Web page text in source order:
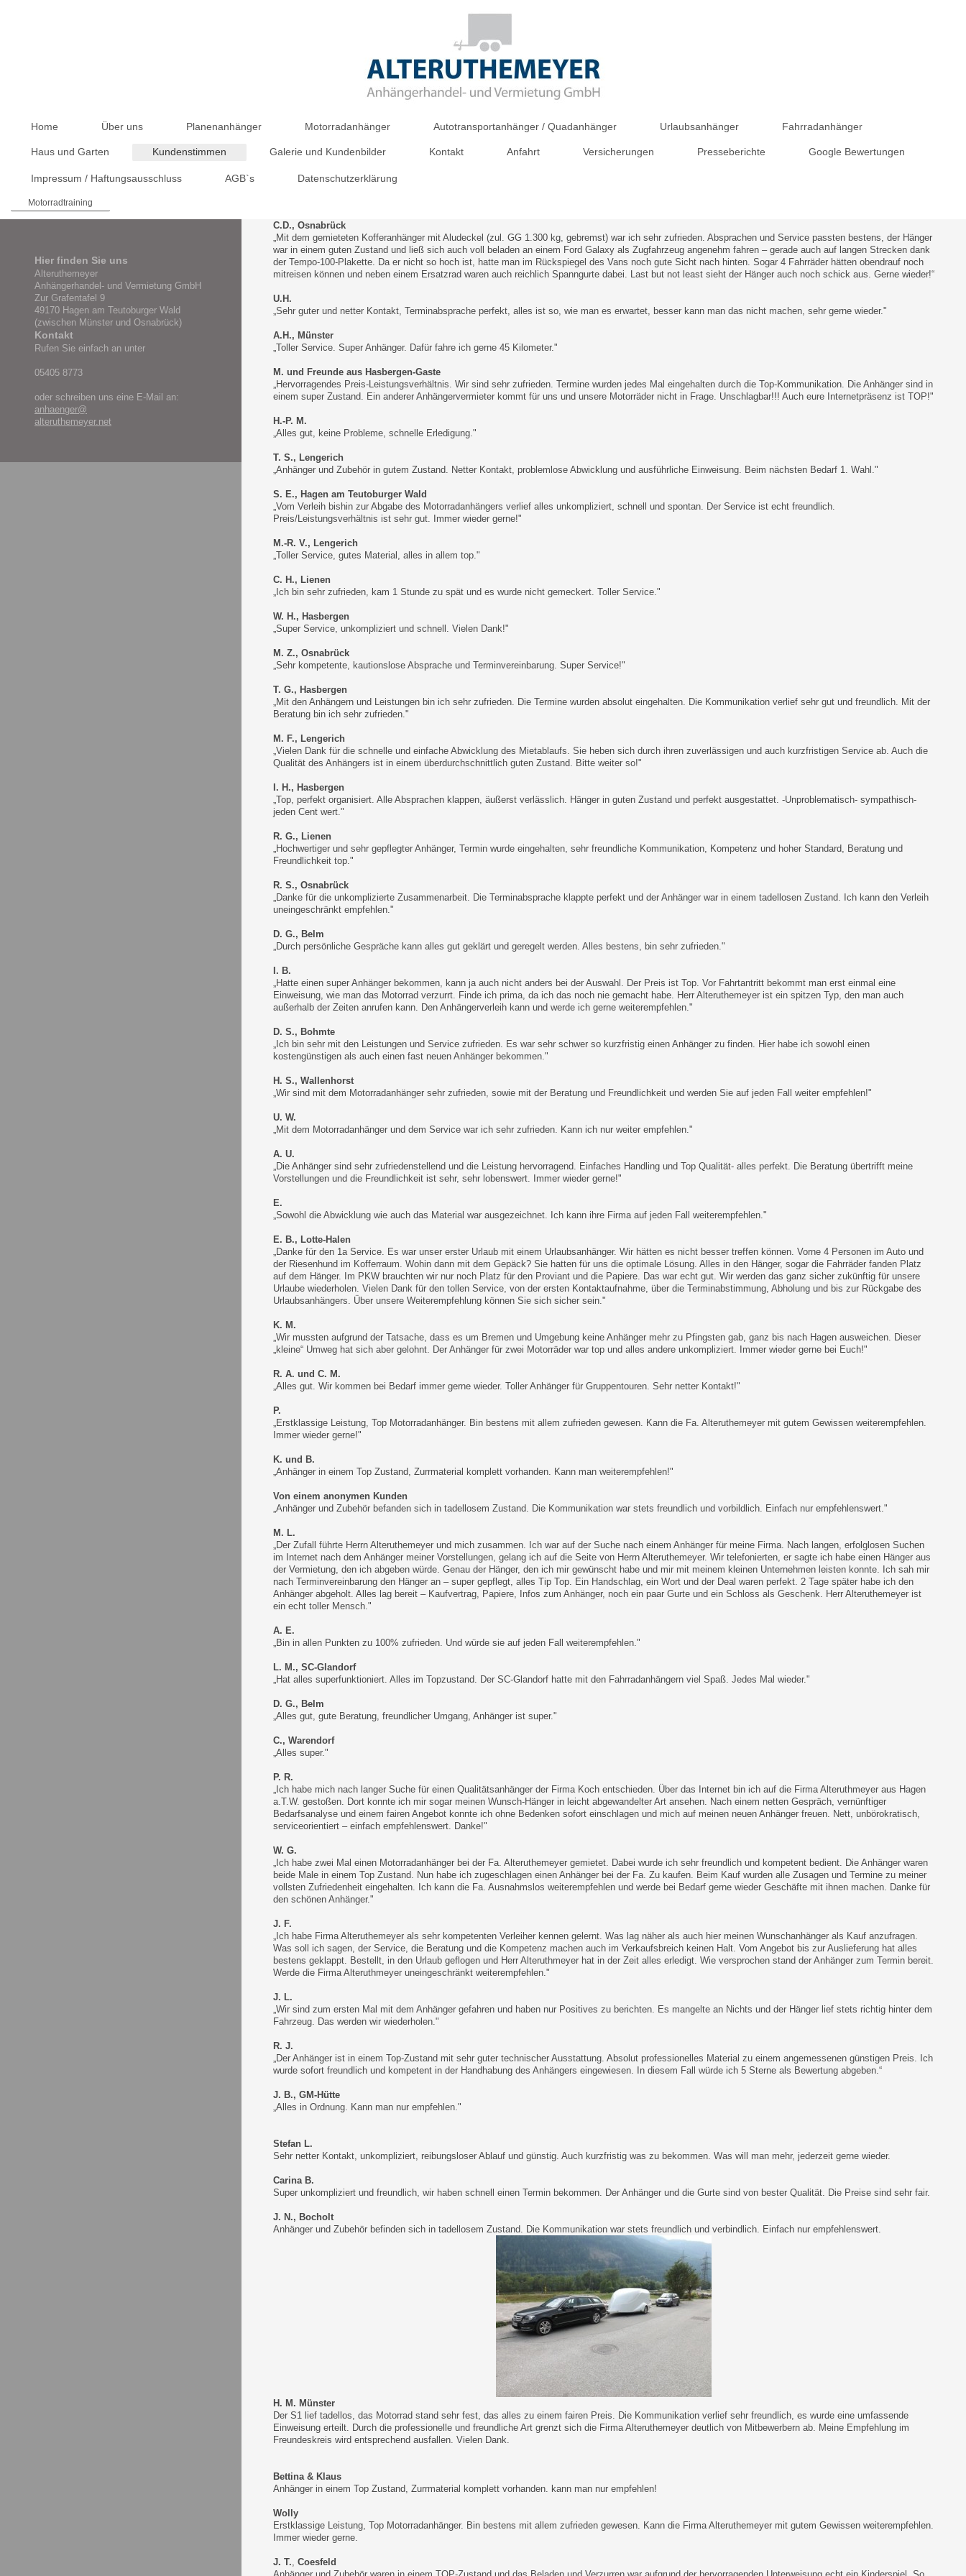
Home Über uns Planenanhänger Motorradanhänger Autotransportanhänger / Quadanhänger Urlaubsanhänger Fahrradanhänger
Haus und Garten Kundenstimmen Galerie und Kundenbilder Kontakt Anfahrt Versicherungen Presseberichte Google Bewertungen
Impressum / Haftungsausschluss AGB`s Datenschutzerklärung
Motorradtraining
C.D., Osnabrück
„Mit dem gemieteten Kofferanhänger mit Aludeckel (zul. GG 1.300 kg, gebremst) war ich sehr zufrieden. Absprachen und Service passten bestens, der Hänger
war in einem guten Zustand und ließ sich auch voll beladen an einem Ford Galaxy als Zugfahrzeug angenehm fahren – gerade auch auf langen Strecken dank
der Tempo-100-Plakette. Da er nicht so hoch ist, hatte man im Rückspiegel des Vans noch gute Sicht nach hinten. Sogar 4 Fahrräder hätten obendrauf noch
mitreisen können und neben einem Ersatzrad waren auch reichlich Spanngurte dabei. Last but not least sieht der Hänger auch noch schick aus. Gerne wieder!“
U.H.
„Sehr guter und netter Kontakt, Terminabsprache perfekt, alles ist so, wie man es erwartet, besser kann man das nicht machen, sehr gerne wieder."
A.H., Münster
„Toller Service. Super Anhänger. Dafür fahre ich gerne 45 Kilometer."
M. und Freunde aus Hasbergen-Gaste
„Hervorragendes Preis-Leistungsverhältnis. Wir sind sehr zufrieden. Termine wurden jedes Mal eingehalten durch die Top-Kommunikation. Die Anhänger sind in
einem super Zustand. Ein anderer Anhängervermieter kommt für uns und unsere Motorräder nicht in Frage. Unschlagbar!!! Auch eure Internetpräsenz ist TOP!"
H.-P. M.
„Alles gut, keine Probleme, schnelle Erledigung."
T. S., Lengerich
„Anhänger und Zubehör in gutem Zustand. Netter Kontakt, problemlose Abwicklung und ausführliche Einweisung. Beim nächsten Bedarf 1. Wahl."
S. E., Hagen am Teutoburger Wald
„Vom Verleih bishin zur Abgabe des Motorradanhängers verlief alles unkompliziert, schnell und spontan. Der Service ist echt freundlich.
Preis/Leistungsverhältnis ist sehr gut. Immer wieder gerne!"
M.-R. V., Lengerich
„Toller Service, gutes Material, alles in allem top."
C. H., Lienen
„Ich bin sehr zufrieden, kam 1 Stunde zu spät und es wurde nicht gemeckert. Toller Service."
W. H., Hasbergen
„Super Service, unkompliziert und schnell. Vielen Dank!"
M. Z., Osnabrück
„Sehr kompetente, kautionslose Absprache und Terminvereinbarung. Super Service!"
T. G., Hasbergen
„Mit den Anhängern und Leistungen bin ich sehr zufrieden. Die Termine wurden absolut eingehalten. Die Kommunikation verlief sehr gut und freundlich. Mit der
Beratung bin ich sehr zufrieden."
M. F., Lengerich
„Vielen Dank für die schnelle und einfache Abwicklung des Mietablaufs. Sie heben sich durch ihren zuverlässigen und auch kurzfristigen Service ab. Auch die
Qualität des Anhängers ist in einem überdurchschnittlich guten Zustand. Bitte weiter so!"
I. H., Hasbergen
„Top, perfekt organisiert. Alle Absprachen klappen, äußerst verlässlich. Hänger in guten Zustand und perfekt ausgestattet. -Unproblematisch- sympathisch-
jeden Cent wert."
R. G., Lienen
„Hochwertiger und sehr gepflegter Anhänger, Termin wurde eingehalten, sehr freundliche Kommunikation, Kompetenz und hoher Standard, Beratung und
Freundlichkeit top."
R. S., Osnabrück
„Danke für die unkomplizierte Zusammenarbeit. Die Terminabsprache klappte perfekt und der Anhänger war in einem tadellosen Zustand. Ich kann den Verleih
uneingeschränkt empfehlen."
D. G., Belm
„Durch persönliche Gespräche kann alles gut geklärt und geregelt werden. Alles bestens, bin sehr zufrieden."
I. B.
„Hatte einen super Anhänger bekommen, kann ja auch nicht anders bei der Auswahl. Der Preis ist Top. Vor Fahrtantritt bekommt man erst einmal eine
Einweisung, wie man das Motorrad verzurrt. Finde ich prima, da ich das noch nie gemacht habe. Herr Alteruthemeyer ist ein spitzen Typ, den man auch
außerhalb der Zeiten anrufen kann. Den Anhängerverleih kann und werde ich gerne weiterempfehlen."
D. S., Bohmte
„Ich bin sehr mit den Leistungen und Service zufrieden. Es war sehr schwer so kurzfristig einen Anhänger zu finden. Hier habe ich sowohl einen
kostengünstigen als auch einen fast neuen Anhänger bekommen."
H. S., Wallenhorst
„Wir sind mit dem Motorradanhänger sehr zufrieden, sowie mit der Beratung und Freundlichkeit und werden Sie auf jeden Fall weiter empfehlen!"
U. W.
„Mit dem Motorradanhänger und dem Service war ich sehr zufrieden. Kann ich nur weiter empfehlen."
A. U.
„Die Anhänger sind sehr zufriedenstellend und die Leistung hervorragend. Einfaches Handling und Top Qualität- alles perfekt. Die Beratung übertrifft meine
Vorstellungen und die Freundlichkeit ist sehr, sehr lobenswert. Immer wieder gerne!"
E.
„Sowohl die Abwicklung wie auch das Material war ausgezeichnet. Ich kann ihre Firma auf jeden Fall weiterempfehlen."
E. B., Lotte-Halen
„Danke für den 1a Service. Es war unser erster Urlaub mit einem Urlaubsanhänger. Wir hätten es nicht besser treffen können. Vorne 4 Personen im Auto und
der Riesenhund im Kofferraum. Wohin dann mit dem Gepäck? Sie hatten für uns die optimale Lösung. Alles in den Hänger, sogar die Fahrräder fanden Platz
auf dem Hänger. Im PKW brauchten wir nur noch Platz für den Proviant und die Papiere. Das war echt gut. Wir werden das ganz sicher zukünftig für unsere
Urlaube wiederholen. Vielen Dank für den tollen Service, von der ersten Kontaktaufnahme, über die Terminabstimmung, Abholung und bis zur Rückgabe des
Urlaubsanhängers. Über unsere Weiterempfehlung können Sie sich sicher sein."
K. M.
„Wir mussten aufgrund der Tatsache, dass es um Bremen und Umgebung keine Anhänger mehr zu Pfingsten gab, ganz bis nach Hagen ausweichen. Dieser
„kleine“ Umweg hat sich aber gelohnt. Der Anhänger für zwei Motorräder war top und alles andere unkompliziert. Immer wieder gerne bei Euch!"
R. A. und C. M.
„Alles gut. Wir kommen bei Bedarf immer gerne wieder. Toller Anhänger für Gruppentouren. Sehr netter Kontakt!"
P.
„Erstklassige Leistung, Top Motorradanhänger. Bin bestens mit allem zufrieden gewesen. Kann die Fa. Alteruthemeyer mit gutem Gewissen weiterempfehlen.
Immer wieder gerne!"
K. und B.
„Anhänger in einem Top Zustand, Zurrmaterial komplett vorhanden. Kann man weiterempfehlen!"
Von einem anonymen Kunden
„Anhänger und Zubehör befanden sich in tadellosem Zustand. Die Kommunikation war stets freundlich und vorbildlich. Einfach nur empfehlenswert."
M. L.
„Der Zufall führte Herrn Alteruthemeyer und mich zusammen. Ich war auf der Suche nach einem Anhänger für meine Firma. Nach langen, erfolglosen Suchen
im Internet nach dem Anhänger meiner Vorstellungen, gelang ich auf die Seite von Herrn Alteruthemeyer. Wir telefonierten, er sagte ich habe einen Hänger aus
der Vermietung, den ich abgeben würde. Genau der Hänger, den ich mir gewünscht habe und mir mit meinem kleinen Unternehmen leisten konnte. Ich sah mir
nach Terminvereinbarung den Hänger an – super gepflegt, alles Tip Top. Ein Handschlag, ein Wort und der Deal waren perfekt. 2 Tage später habe ich den
Anhänger abgeholt. Alles lag bereit – Kaufvertrag, Papiere, Infos zum Anhänger, noch ein paar Gurte und ein Schloss als Geschenk. Herr Alteruthemeyer ist
ein echt toller Mensch."
A. E.
„Bin in allen Punkten zu 100% zufrieden. Und würde sie auf jeden Fall weiterempfehlen."
L. M., SC-Glandorf
„Hat alles superfunktioniert. Alles im Topzustand. Der SC-Glandorf hatte mit den Fahrradanhängern viel Spaß. Jedes Mal wieder."
D. G., Belm
„Alles gut, gute Beratung, freundlicher Umgang, Anhänger ist super."
C., Warendorf
„Alles super."
P. R.
„Ich habe mich nach langer Suche für einen Qualitätsanhänger der Firma Koch entschieden. Über das Internet bin ich auf die Firma Alteruthmeyer aus Hagen
a.T.W. gestoßen. Dort konnte ich mir sogar meinen Wunsch-Hänger in leicht abgewandelter Art ansehen. Nach einem netten Gespräch, vernünftiger
Bedarfsanalyse und einem fairen Angebot konnte ich ohne Bedenken sofort einschlagen und mich auf meinen neuen Anhänger freuen. Nett, unbörokratisch,
serviceorientiert – einfach empfehlenswert. Danke!"
W. G.
„Ich habe zwei Mal einen Motorradanhänger bei der Fa. Alteruthemeyer gemietet. Dabei wurde ich sehr freundlich und kompetent bedient. Die Anhänger waren
beide Male in einem Top Zustand. Nun habe ich zugeschlagen einen Anhänger bei der Fa. Zu kaufen. Beim Kauf wurden alle Zusagen und Termine zu meiner
vollsten Zufriedenheit eingehalten. Ich kann die Fa. Ausnahmslos weiterempfehlen und werde bei Bedarf gerne wieder Geschäfte mit ihnen machen. Danke für
den schönen Anhänger."
J. F.
„Ich habe Firma Alteruthemeyer als sehr kompetenten Verleiher kennen gelernt. Was lag näher als auch hier meinen Wunschanhänger als Kauf anzufragen.
Was soll ich sagen, der Service, die Beratung und die Kompetenz machen auch im Verkaufsbreich keinen Halt. Vom Angebot bis zur Auslieferung hat alles
bestens geklappt. Bestellt, in den Urlaub geflogen und Herr Alteruthmeyer hat in der Zeit alles erledigt. Wie versprochen stand der Anhänger zum Termin bereit.
Werde die Firma Alteruthmeyer uneingeschränkt weiterempfehlen."
J. L.
„Wir sind zum ersten Mal mit dem Anhänger gefahren und haben nur Positives zu berichten. Es mangelte an Nichts und der Hänger lief stets richtig hinter dem
Fahrzeug. Das werden wir wiederholen."
R. J.
„Der Anhänger ist in einem Top-Zustand mit sehr guter technischer Ausstattung. Absolut professionelles Material zu einem angemessenen günstigen Preis. Ich
wurde sofort freundlich und kompetent in der Handhabung des Anhängers eingewiesen. In diesem Fall würde ich 5 Sterne als Bewertung abgeben. “
J. B., GM-Hütte
„Alles in Ordnung. Kann man nur empfehlen."
Stefan L.
Sehr netter Kontakt, unkompliziert, reibungsloser Ablauf und günstig. Auch kurzfristig was zu bekommen. Was will man mehr, jederzeit gerne wieder.
Carina B.
Super unkompliziert und freundlich, wir haben schnell einen Termin bekommen. Der Anhänger und die Gurte sind von bester Qualität. Die Preise sind sehr fair.
J. N., Bocholt
Anhänger und Zubehör befinden sich in tadellosem Zustand. Die Kommunikation war stets freundlich und verbindlich. Einfach nur empfehlenswert.
H. M. Münster
Der S1 lief tadellos, das Motorrad stand sehr fest, das alles zu einem fairen Preis. Die Kommunikation verlief sehr freundlich, es wurde eine umfassende
Einweisung erteilt. Durch die professionelle und freundliche Art grenzt sich die Firma Alteruthemeyer deutlich von Mitbewerbern ab. Meine Empfehlung im
Freundeskreis wird entsprechend ausfallen. Vielen Dank.
Bettina & Klaus
Anhänger in einem Top Zustand, Zurrmaterial komplett vorhanden. kann man nur empfehlen!
Wolly
Erstklassige Leistung, Top Motorradanhänger. Bin bestens mit allem zufrieden gewesen. Kann die Firma Alteruthemeyer mit gutem Gewissen weiterempfehlen.
Immer wieder gerne.
J. T. Coesfeld
Hier finden Sie uns
Alteruthemeyer
Anhängerhandel- und Vermietung GmbH
Zur Grafentafel 9
49170 Hagen am Teutoburger Wald
(zwischen Münster und Osnabrück)
Kontakt
Rufen Sie einfach an unter
05405 8773
oder schreiben uns eine E-Mail an:
anhaenger@
alteruthemeyer.net